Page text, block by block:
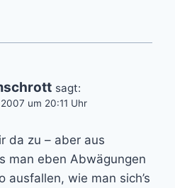
sagt:
um 20:11 Uhr
da zu – aber aus
man eben Abwägungen
ausfallen, wie man sich’s